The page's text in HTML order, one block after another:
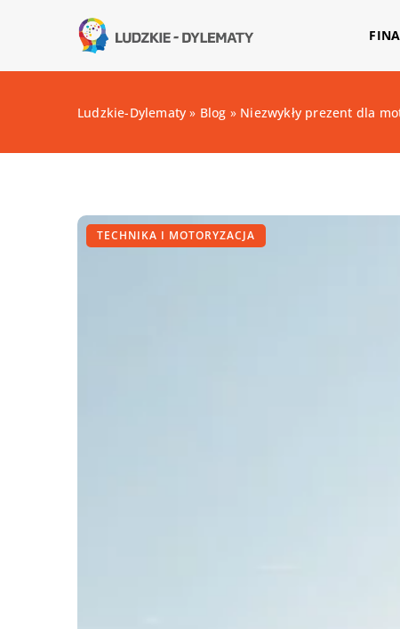
Ludzkie-Dylematy » Blog » Niezwykły prezent dla
TECHNIKA I MOTORYZACJA